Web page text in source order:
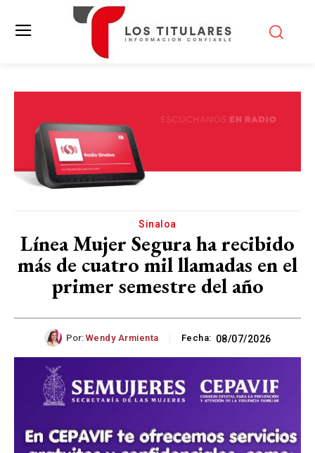
Sinaloa
Línea Mujer Segura ha recibido
más de cuatro mil llamadas en el
primer semestre del año
Por: Wendy Armienta Fecha: 08/07/2026